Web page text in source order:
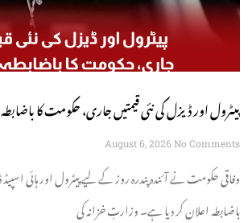
پیٹرول اور ڈیزل کی نئی قیمتیں جاری، حکومت کا
August 6, 2026 No Comments
وفاقی حکومت نے آئندہ پندرہ روز کے لیے پیٹرول اور ہائی اسپیڈ
باضابطہ اعلان کر دیا ہے۔ وزارتِ خزانہ کی